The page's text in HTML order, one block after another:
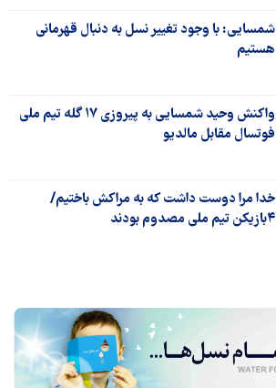
شمسایی: با وجود تغییر نسل به دنبال قهرمانی
هستیم
واکنش وحید شمسایی به پیروزی ۱۷ گله تیم ملی
فوتسال مقابل مالدیو
خدا مرا دوست داشت که به مراکش باختیم/
۴بازیکن تیم ملی مصدوم بودند